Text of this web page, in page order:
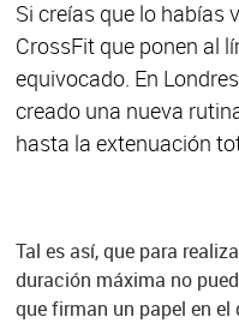
Si creías que lo habías
CrossFit que ponen al
equivocado. En
creado una nueva
hasta la extenuación
Tal es así, que para
duración máxima no
que firman un papel en